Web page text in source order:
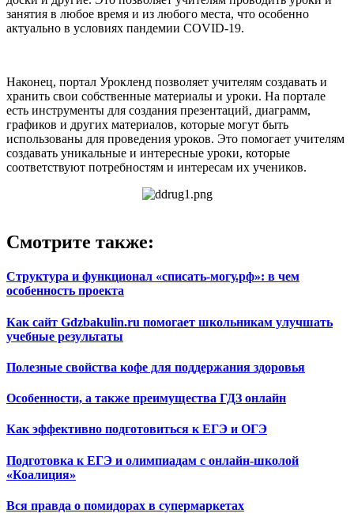
занятия в любое время и из любого места, что особенно
актуально в условиях пандемии COVID-19.
Наконец, портал Урокленд позволяет учителям создавать и
хранить свои собственные материалы и уроки. На портале
есть инструменты для создания презентаций, диаграмм,
графиков и других материалов, которые могут быть
использованы для проведения уроков. Это помогает учителям
создавать уникальные и интересные уроки, которые
соответствуют потребностям и интересам их учеников.
Смотрите также:
Структура и функционал «списать-могу.рф»: в чем
особенность проекта
Как сайт Gdzbakulin.ru помогает школьникам улучшать
учебные результаты
Полезные свойства кофе для поддержания здоровья
Особенности, а также преимущества ГДЗ онлайн
Как эффективно подготовиться к ЕГЭ и ОГЭ
Подготовка к ЕГЭ и олимпиадам с онлайн-школой
«Коалиция»
Вся правда о помидорах в супермаркетах